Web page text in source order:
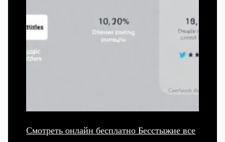
Смотреть онлайн бесплатно Бесстыжие все